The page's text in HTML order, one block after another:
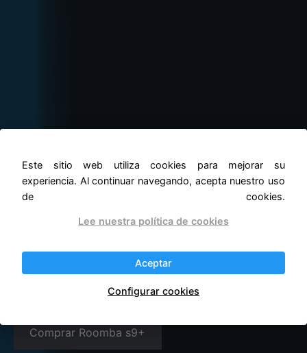
Aspiradora robot
Roomba s9+
avanzado, diseñado para ofrecer limpieza
impecable con potencia, navegación inteligente
y vaciado automático.
Comprar Roomba s9+
Este sitio web utiliza cookies para mejorar su
experiencia. Al continuar navegando, acepta nuestro uso
de cookies.
Lee nuestra política de cookies
Aceptar
Configurar cookies